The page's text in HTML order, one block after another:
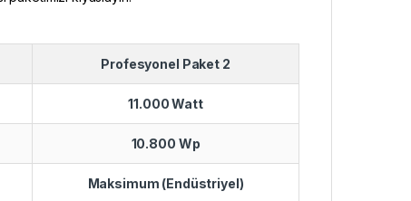
Profesyonel Paket 2
11.000 Watt
10.800 Wp
Maksimum (Endüstriyel)